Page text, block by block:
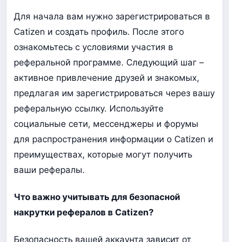
Для начала вам нужно зарегистрироваться в
Catizen и создать профиль. После этого
ознакомьтесь с условиями участия в
реферальной программе. Следующий шаг –
активное привлечение друзей и знакомых,
предлагая им зарегистрироваться через вашу
реферальную ссылку. Используйте
социальные сети, мессенджеры и форумы
для распространения информации о Catizen и
преимуществах, которые могут получить
ваши рефералы.
Что важно учитывать для безопасной
накрутки рефералов в Catizen?
Безопасность вашей аккаунта зависит от